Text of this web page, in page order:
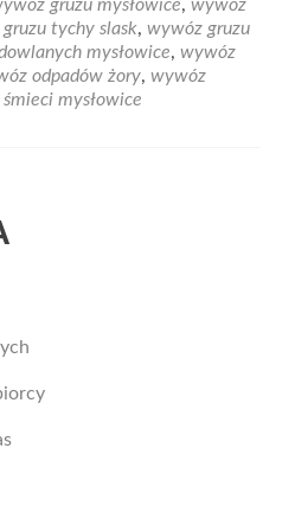
gruzu mysłowice, wywóz
tychy slask, wywóz gruzu
mysłowice, wywóz
odpadów żory, wywóz
mysłowice